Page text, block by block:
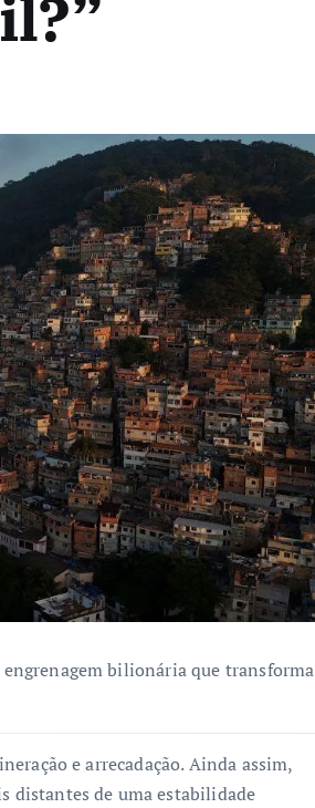
bilionária que transforma
e arrecadação. Ainda assim,
distantes de uma estabilidade